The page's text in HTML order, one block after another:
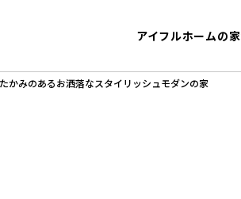
アイフルホームの
かみのあるお洒落なスタイリッシュモダンの家